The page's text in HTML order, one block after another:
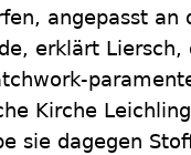
angepasst an
erklärt Liersch,
Kirche
sie dagegen